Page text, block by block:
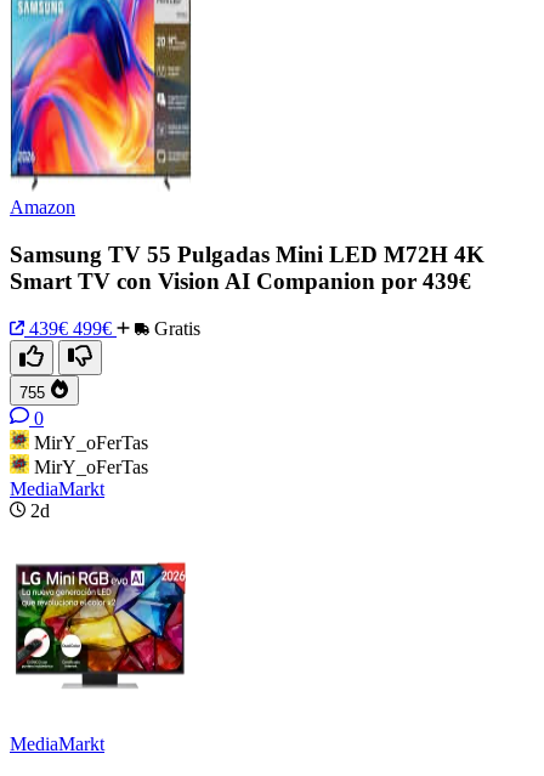
Amazon
Samsung TV 55 Pulgadas Mini LED M72H 4K
Smart TV con Vision AI Companion por 439€
439€ 499€ Gratis
755
0
MirY_oFerTas
MirY_oFerTas
MediaMarkt
2d
MediaMarkt